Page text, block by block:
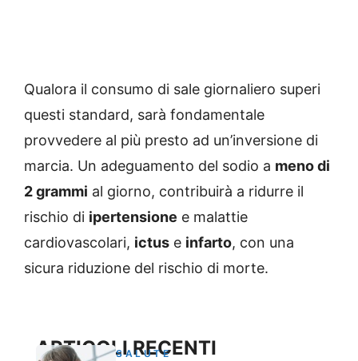
Qualora il consumo di sale giornaliero superi
questi standard, sarà fondamentale
provvedere al più presto ad un’inversione di
marcia. Un adeguamento del sodio a meno di
2 grammi al giorno, contribuirà a ridurre il
rischio di ipertensione e malattie
cardiovascolari, ictus e infarto, con una
sicura riduzione del rischio di morte.
ARTICOLI RECENTI
SALUTE